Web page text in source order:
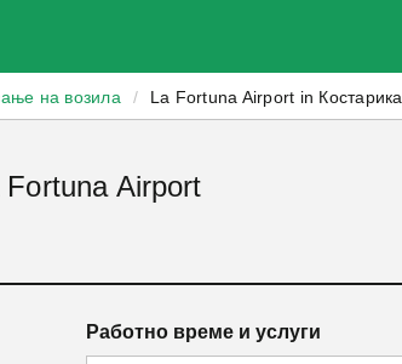
на возила / La Fortuna Airport in Костарика
Fortuna Airport
Работно време и услуги